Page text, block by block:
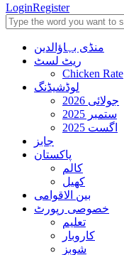
LoginRegister
منڈی بہاؤالدین
ریٹ لسٹ
Chicken Rate
لوڈشیڈنگ
جولائی 2026
ستمبر 2025
اگست 2025
جابز
پاکستان
کالم
کھیل
بین الاقوامی
خصوصی رپورٹ
تعلیم
کاروبار
شوبز